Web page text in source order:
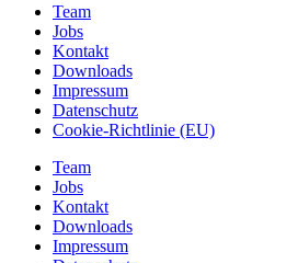
Team
Jobs
Kontakt
Downloads
Impressum
Datenschutz
Cookie-Richtlinie (EU)
Team
Jobs
Kontakt
Downloads
Impressum